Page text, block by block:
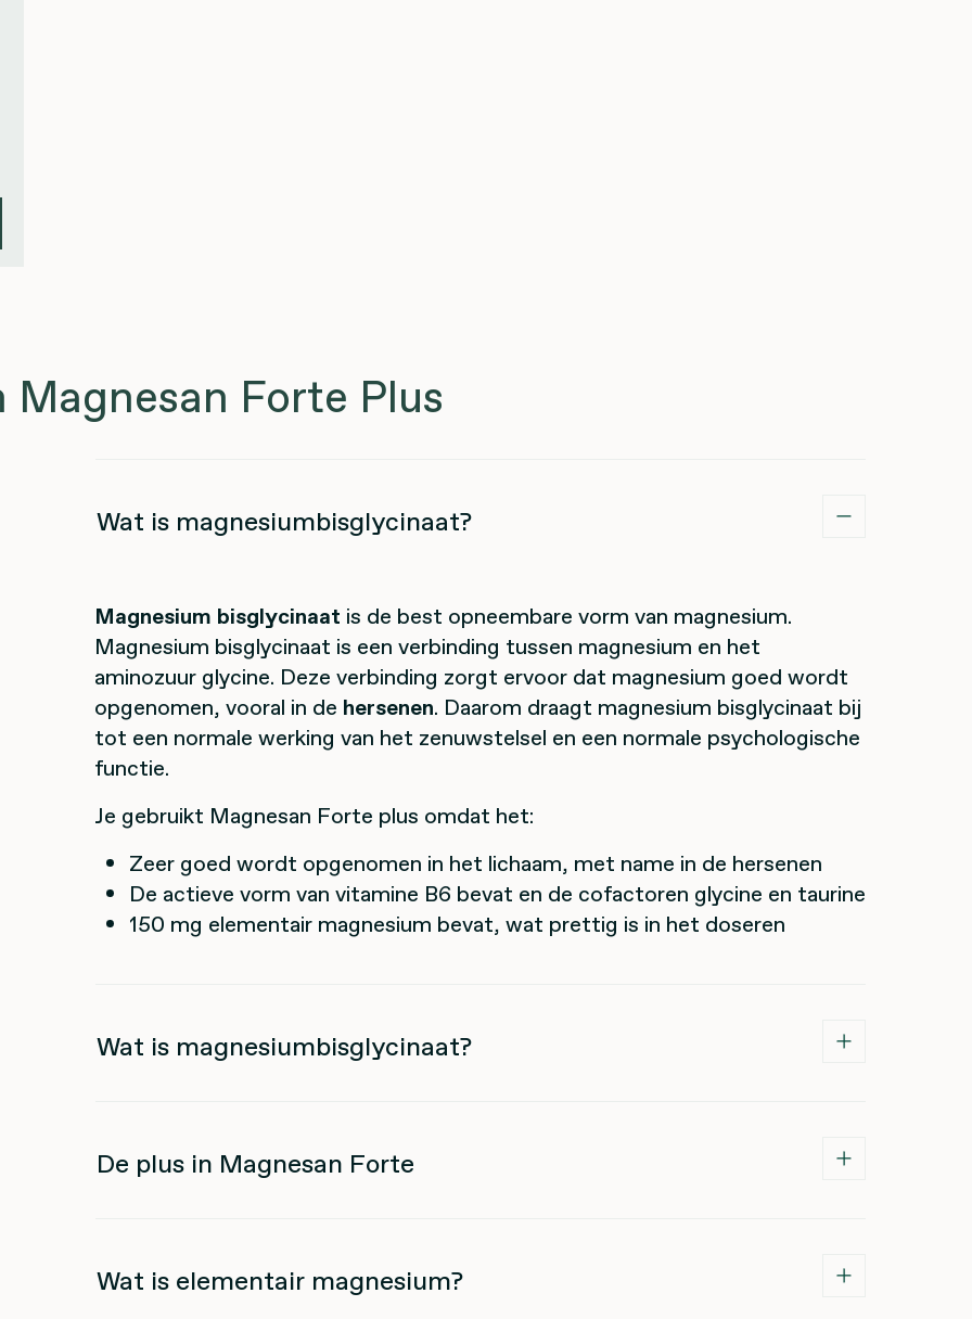
Magnesan Forte Plus
Wat is magnesiumbisglycinaat?
Magnesium bisglycinaat is de best opneembare vorm van magnesium.
Magnesium bisglycinaat is een verbinding tussen magnesium en het
aminozuur glycine. Deze verbinding zorgt ervoor dat magnesium goed wordt
opgenomen, vooral in de hersenen. Daarom draagt magnesium bisglycinaat bij
tot een normale werking van het zenuwstelsel en een normale psychologische
functie.
Je gebruikt Magnesan Forte plus omdat het:
Zeer goed wordt opgenomen in het lichaam, met name in de hersenen
De actieve vorm van vitamine B6 bevat en de cofactoren glycine en taurine
150 mg elementair magnesium bevat, wat prettig is in het doseren
Wat is magnesiumbisglycinaat?
De plus in Magnesan Forte
Wat is elementair magnesium?